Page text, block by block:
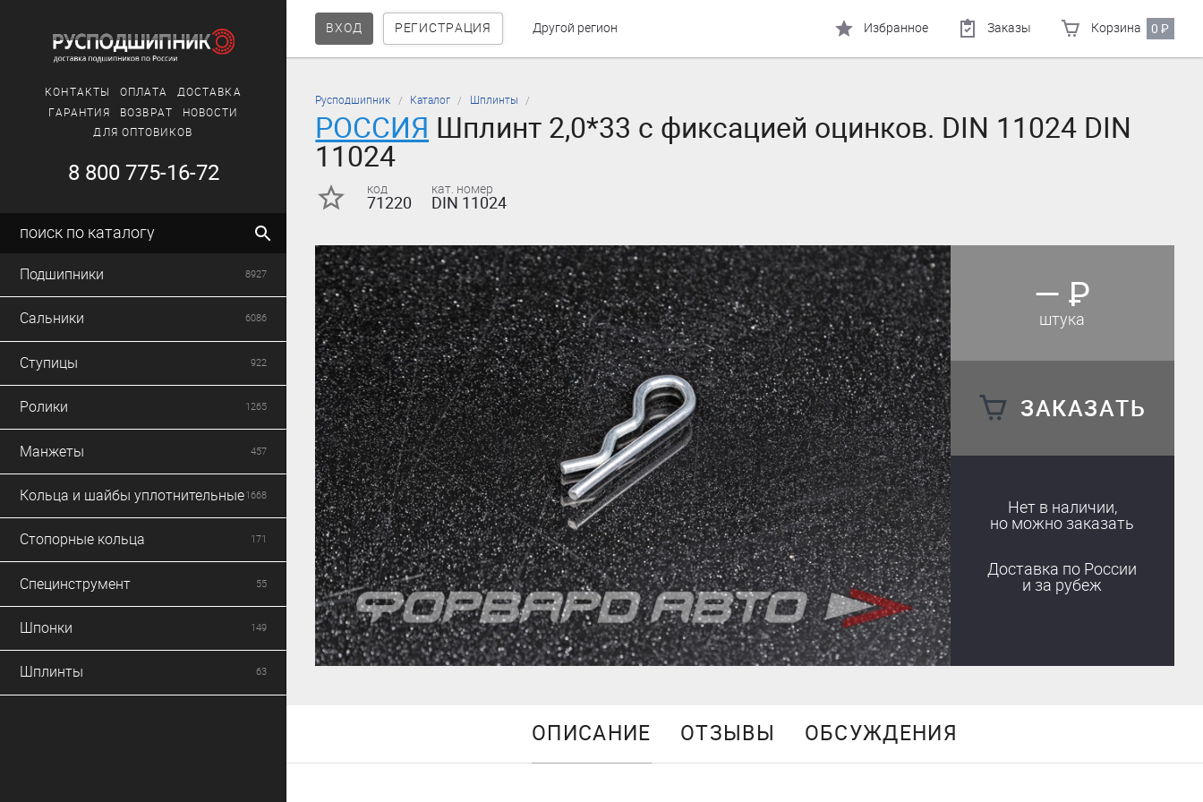
ВХОД РЕГИСТРАЦИЯ Другой регион Избранное Заказы Корзина 0₽
КОНТАКТЫ ОПЛАТА
ДОСТАВКА
ГАРАНТИЯ
ВОЗВРАТ
НОВОСТИ
ДЛЯ ОПТОВИКОВ
8 800 775-16-72
поиск по каталогу
Подшипники 8927
Сальники 6086
Ступицы 922
Ролики 1265
Манжеты 457
Кольца и шайбы уплотнительные1668
Стопорные кольца 171
Специнструмент 55
Шпонки 149
Шплинты 63
Русподшипник Каталог Шплинты
РОССИЯ Шплинт 2,0*33 с фиксацией оцинков. DIN 11024 DIN
11024
код
71220
кат. номер
DIN 11024
—₽
штука
ЗАКАЗАТЬ
Нет в наличии,
но можно заказать
Доставка по России
и за рубеж
ОПИСАНИЕ ОТЗЫВЫ ОБСУЖДЕНИЯ